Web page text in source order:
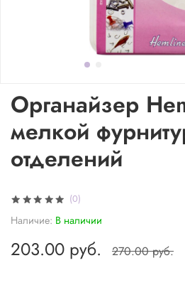
(0)
Наличие: В наличии
Органайзер
мелкой
отделений
203.00 руб. 270.00 руб.